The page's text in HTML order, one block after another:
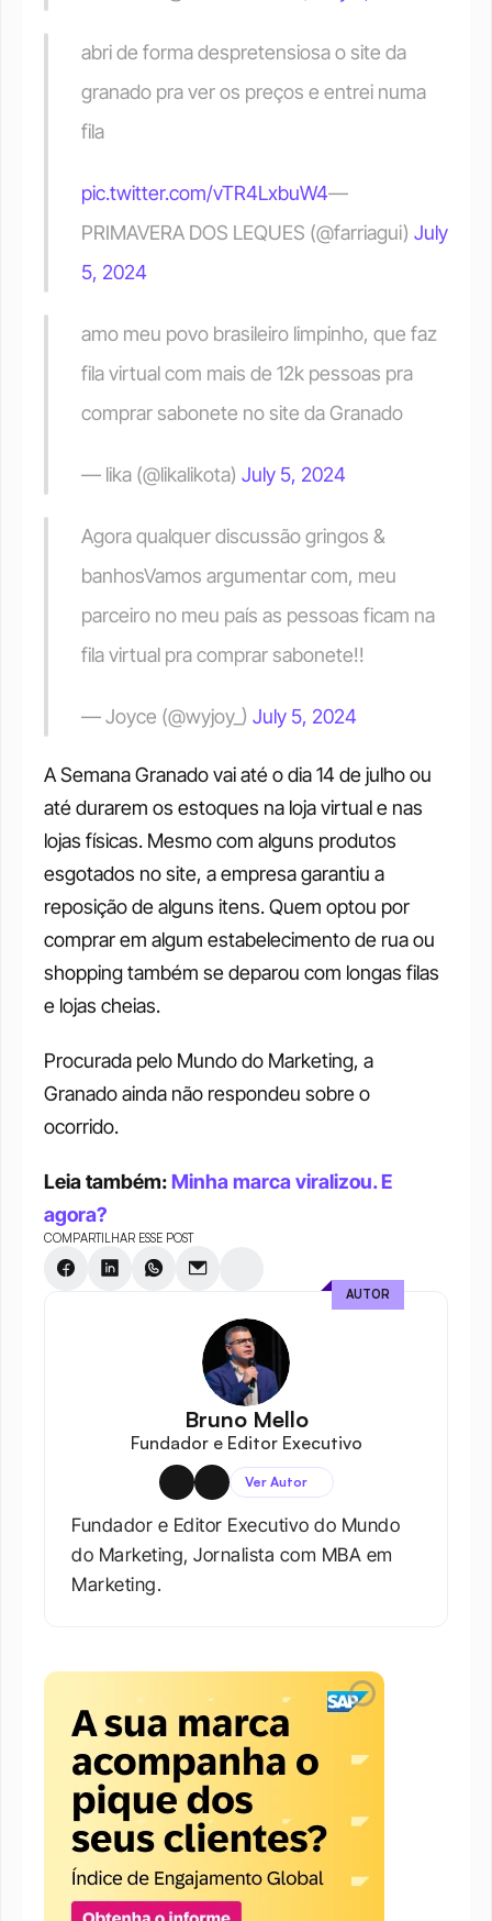
abri de forma despretensiosa o site da
granado pra ver os preços e entrei numa
fila
pic.twitter.com/vTR4LxbuW4—
PRIMAVERA DOS LEQUES (@farriagui) July
5, 2024
amo meu povo brasileiro limpinho, que faz
fila virtual com mais de 12k pessoas pra
comprar sabonete no site da Granado
— lika (@likalikota) July 5, 2024
Agora qualquer discussão gringos &
banhosVamos argumentar com, meu
parceiro no meu país as pessoas ficam na
fila virtual pra comprar sabonete!!
— Joyce (@wyjoy_) July 5, 2024
A Semana Granado vai até o dia 14 de julho ou
até durarem os estoques na loja virtual e nas
lojas físicas. Mesmo com alguns produtos
esgotados no site, a empresa garantiu a
reposição de alguns itens. Quem optou por
comprar em algum estabelecimento de rua ou
shopping também se deparou com longas filas
e lojas cheias.
Procurada pelo Mundo do Marketing, a
Granado ainda não respondeu sobre o
ocorrido.
Leia também: Minha marca viralizou. E
agora?
COMPARTILHAR ESSE POST
Bruno Mello
Fundador e Editor Executivo
Ver Autor
Fundador e Editor Executivo do Mundo
do Marketing, Jornalista com MBA em
Marketing.
AUTOR